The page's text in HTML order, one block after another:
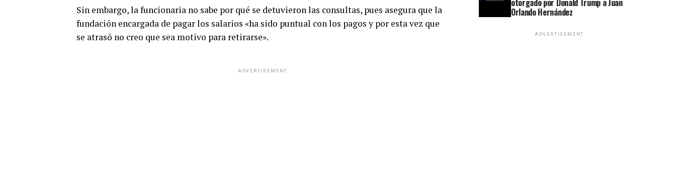
Sin embargo, la funcionaria no sabe por qué se detuvieron las consultas, pues asegura que la
fundación encargada de pagar los salarios «ha sido puntual con los pagos y por esta vez que
se atrasó no creo que sea motivo para retirarse».
ADVERTISEMENT
otorgado por Donald Trump a Juan
Orlando Hernández
ADVERTISEMENT